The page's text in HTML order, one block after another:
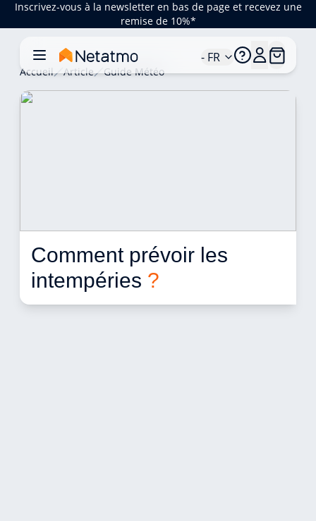
Inscrivez-vous à la newsletter en bas de page et recevez une
remise de 10%*
- FR
Accueil Article Guide Météo
Comment prévoir les
intempéries ?